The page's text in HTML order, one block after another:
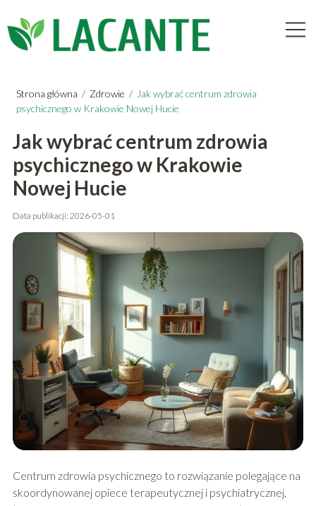
Strona główna / Zdrowie / Jak wybrać centrum zdrowia
psychicznego w Krakowie Nowej Hucie
Jak wybrać centrum zdrowia
psychicznego w Krakowie
Nowej Hucie
Data publikacji: 2026-05-01
Centrum zdrowia psychicznego to rozwiązanie polegające na
skoordynowanej opiece terapeutycznej i psychiatrycznej,